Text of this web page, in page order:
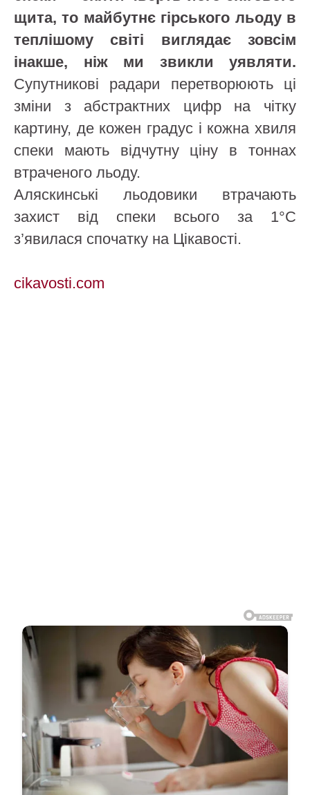
щита, то майбутнє гірського льоду в
теплішому світі виглядає зовсім
інакше, ніж ми звикли уявляти.
Супутникові радари перетворюють ці
зміни з абстрактних цифр на чітку
картину, де кожен градус і кожна хвиля
спеки мають відчутну ціну в тоннах
втраченого льоду.
Аляскинські льодовики втрачають
захист від спеки всього за 1°C
з’явилася спочатку на Цікавості.
cikavosti.com